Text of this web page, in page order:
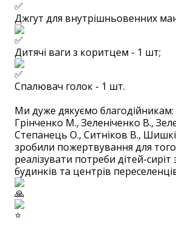
Джгут для внутрішньовенних
Дитячі ваги з коритцем - 1 шт;
Спалювач голок - 1 шт.
Ми дуже дякуємо
Грінченко М., Зеленіченко В.,
Степанець О., Ситніков В.,
зробили пожертвування для
реалізувати потреби дітей-сиріт
будинків та центрів